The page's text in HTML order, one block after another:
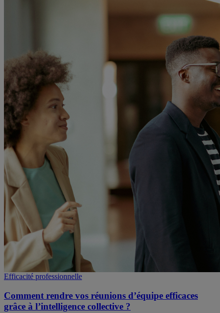
Efficacité professionnelle
Comment rendre vos réunions d’équipe efficaces
grâce à l’intelligence collective ?